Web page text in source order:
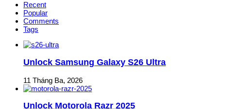
Recent
Popular
Comments
Tags
Unlock Samsung Galaxy S26 Ultra
11 Tháng Ba, 2026
Unlock Motorola Razr 2025